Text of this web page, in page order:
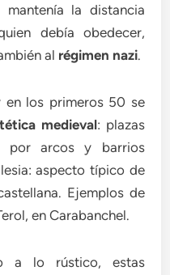
mantenía la distancia
debía obedecer,
al régimen nazi.
los primeros 50 se
medieval: plazas
por arcos y barrios
aspecto típico de
Ejemplos de
en Carabanchel.
a lo rústico, estas